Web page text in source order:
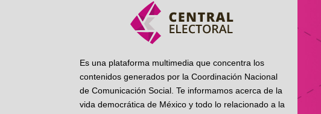
Es una plataforma multimedia que concentra los
contenidos generados por la Coordinación Nacional
de Comunicación Social. Te informamos acerca de la
vida democrática de México y todo lo relacionado a la